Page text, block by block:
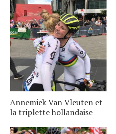
Annemiek Van Vleuten et
la triplette hollandaise